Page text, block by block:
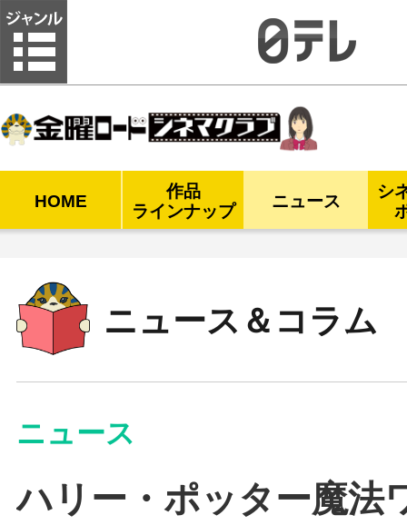
HOME
作品
ラインナップ
ニュース
シ
ニュース＆コラム
ニュース
ハリー・ポッター魔法